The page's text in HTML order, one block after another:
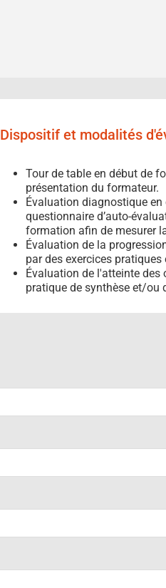
Dispositif et modalités
Tour de table en début de
présentation du formateur.
Évaluation diagnostique
questionnaire d’auto-
formation afin de mesurer
Évaluation de la
par des exercices
Évaluation de l'atteinte
pratique de synthèse et/ou